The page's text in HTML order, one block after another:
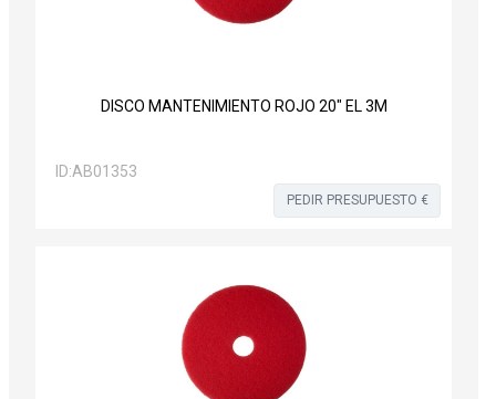
DISCO MANTENIMIENTO ROJO 20" EL 3M
ID:AB01353
PEDIR PRESUPUESTO €